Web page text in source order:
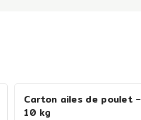
Carton ailes de poulet –
10 kg